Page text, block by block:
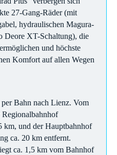
27-Gang-Räder (mit
hydraulischen Magura-
Deore XT-Schaltung), die
und höchste
Komfort auf allen Wegen
Bahn nach Lienz. Vom
Regionalbahnhof
und der Hauptbahnhof
ca. 20 km entfernt.
ca. 1,5 km vom Bahnhof